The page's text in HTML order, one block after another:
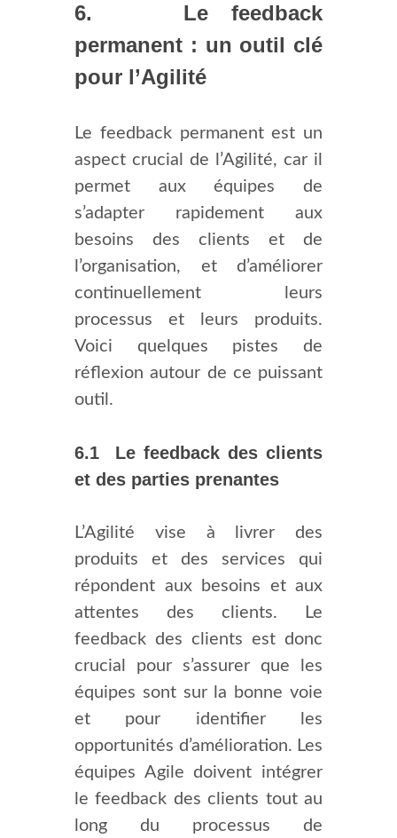
6. Le feedback
permanent : un outil clé
pour l’Agilité
Le feedback permanent est un
aspect crucial de l’Agilité, car il
permet aux équipes de
s’adapter rapidement aux
besoins des clients et de
l’organisation, et d’améliorer
continuellement leurs
processus et leurs produits.
Voici quelques pistes de
réflexion autour de ce puissant
outil.
6.1 Le feedback des clients
et des parties prenantes
L’Agilité vise à livrer des
produits et des services qui
répondent aux besoins et aux
attentes des clients. Le
feedback des clients est donc
crucial pour s’assurer que les
équipes sont sur la bonne voie
et pour identifier les
opportunités d’amélioration. Les
équipes Agile doivent intégrer
le feedback des clients tout au
long du processus de